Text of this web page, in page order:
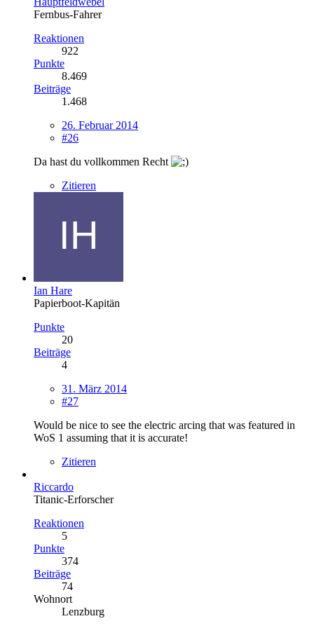
Fernbus-Fahrer
Reaktionen
922
Punkte
8.469
Beiträge
1.468
26. Februar 2014
#26
Da hast du vollkommen Recht
Zitieren
Ian Hare
Papierboot-Kapitän
Punkte
20
Beiträge
4
31. März 2014
#27
Would be nice to see the electric arcing that was featured in
WoS 1 assuming that it is accurate!
Zitieren
Riccardo
Titanic-Erforscher
Reaktionen
5
Punkte
374
Beiträge
74
Wohnort
Lenzburg